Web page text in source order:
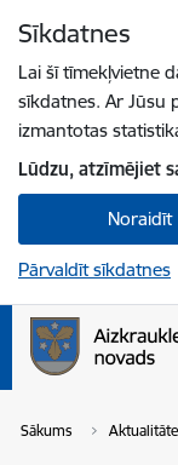
Sīkdatnes
Lai šī tīmekļvietne
sīkdatnes. Ar Jūsu
izmantotas
Lūdzu, atzīmējiet
Noraidīt
Pārvaldīt sīkdatnes
Sākums